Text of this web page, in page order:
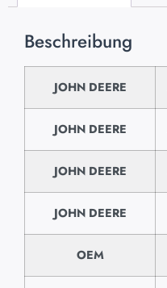
Beschreibung
JOHN DEERE
JOHN DEERE
JOHN DEERE
JOHN DEERE
OEM